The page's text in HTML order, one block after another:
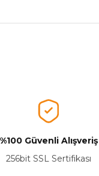
%100 Güvenli Alışveriş
256bit SSL Sertifikası